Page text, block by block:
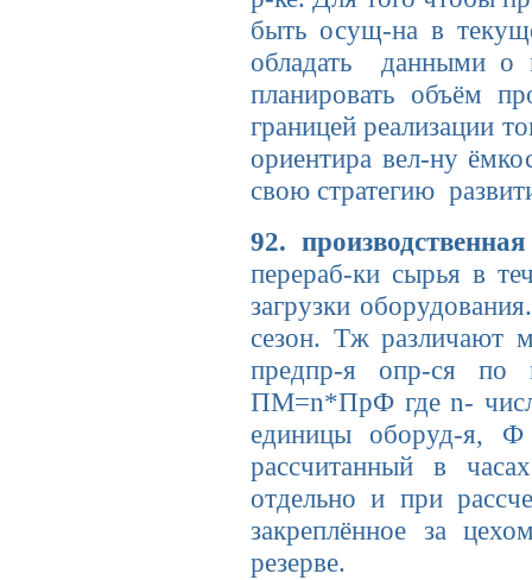
быть осущ-на в
обладать данными о
планировать объём
границей реализации
ориентира вел-ну
свою стратегию
92.
перераб-ки сырья в
загрузки
сезон. Тж различают
предпр-я опр-ся
ПМ=n*ПрФ где n-
единицы оборуд-я,
рассчитанный в
отдельно и при
закреплённое за
резерве.